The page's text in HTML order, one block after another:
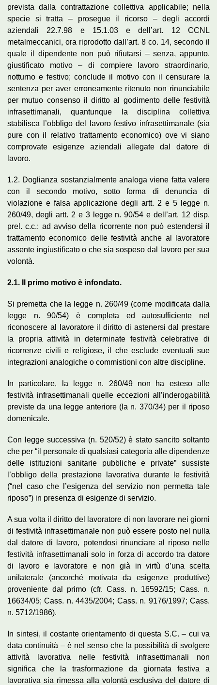
prevista dalla contrattazione collettiva applicabile; nella
specie si tratta – prosegue il ricorso – degli accordi
aziendali 22.7.98 e 15.1.03 e dell’art. 12 CCNL
metalmeccanici, ora riprodotto dall’art. 8 co. 14, secondo il
quale il dipendente non può rifiutarsi – senza, appunto,
giustificato motivo – di compiere lavoro straordinario,
notturno e festivo; conclude il motivo con il censurare la
sentenza per aver erroneamente ritenuto non rinunciabile
per mutuo consenso il diritto al godimento delle festività
infrasettimanali, quantunque la disciplina collettiva
stabilisca l’obbligo del lavoro festivo infrasettimanale (sia
pure con il relativo trattamento economico) ove vi siano
comprovate esigenze aziendali allegate dal datore di
lavoro.
1.2. Doglianza sostanzialmente analoga viene fatta valere
con il secondo motivo, sotto forma di denuncia di
violazione e falsa applicazione degli artt. 2 e 5 legge n.
260/49, degli artt. 2 e 3 legge n. 90/54 e dell’art. 12 disp.
prel. c.c.: ad avviso della ricorrente non può estendersi il
trattamento economico delle festività anche al lavoratore
assente ingiustificato o che sia sospeso dal lavoro per sua
volontà.
2.1. Il primo motivo è infondato.
Si premetta che la legge n. 260/49 (come modificata dalla
legge n. 90/54) è completa ed autosufficiente nel
riconoscere al lavoratore il diritto di astenersi dal prestare
la propria attività in determinate festività celebrative di
ricorrenze civili e religiose, il che esclude eventuali sue
integrazioni analogiche o commistioni con altre discipline.
In particolare, la legge n. 260/49 non ha esteso alle
festività infrasettimanali quelle eccezioni all’inderogabilità
previste da una legge anteriore (la n. 370/34) per il riposo
domenicale.
Con legge successiva (n. 520/52) è stato sancito soltanto
che per “il personale di qualsiasi categoria alle dipendenze
delle istituzioni sanitarie pubbliche e private” sussiste
l’obbligo della prestazione lavorativa durante le festività
(“nel caso che l’esigenza del servizio non permetta tale
riposo”) in presenza di esigenze di servizio.
A sua volta il diritto del lavoratore di non lavorare nei giorni
di festività infrasettimanale non può essere posto nel nulla
dal datore di lavoro, potendosi rinunciare al riposo nelle
festività infrasettimanali solo in forza di accordo tra datore
di lavoro e lavoratore e non già in virtù d’una scelta
unilaterale (ancorché motivata da esigenze produttive)
proveniente dal primo (cfr. Cass. n. 16592/15; Cass. n.
16634/05; Cass. n. 4435/2004; Cass. n. 9176/1997; Cass.
n. 5712/1986).
In sintesi, il costante orientamento di questa S.C. – cui va
data continuità – è nel senso che la possibilità di svolgere
attività lavorativa nelle festività infrasettimanali non
significa che la trasformazione da giornata festiva a
lavorativa sia rimessa alla volontà esclusiva del datore di